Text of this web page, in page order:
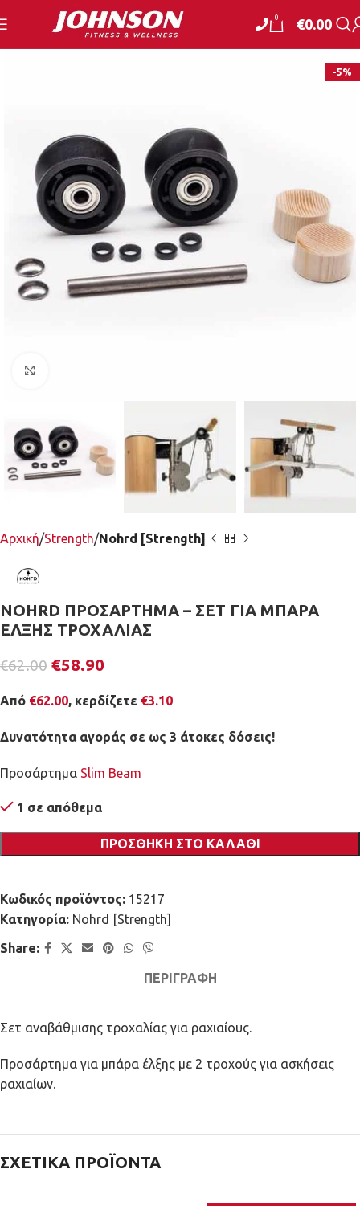
0 €0.00
-5%
Αρχική Strength Nohrd [Strength]
NOHRD ΠΡΟΣΑΡΤΗΜΑ – ΣΕΤ ΓΙΑ ΜΠΑΡΑ
ΕΛΞΗΣ ΤΡΟΧΑΛΙΑΣ
€62.00 €58.90
Από €62.00, κερδίζετε €3.10
Δυνατότητα αγοράς σε ως 3 άτοκες δόσεις!
Προσάρτημα Slim Beam
1 σε απόθεμα
ΠΡΟΣΘΉΚΗ ΣΤΟ ΚΑΛΆΘΙ
Κωδικός προϊόντος: 15217
Κατηγορία: Nohrd [Strength]
Share:
ΠΕΡΙΓΡΑΦΉ
Σετ αναβάθμισης τροχαλίας για ραχιαίους.
Προσάρτημα για μπάρα έλξης με 2 τροχούς για ασκήσεις
ραχιαίων.
ΣΧΕΤΙΚΆ ΠΡΟΪΌΝΤΑ